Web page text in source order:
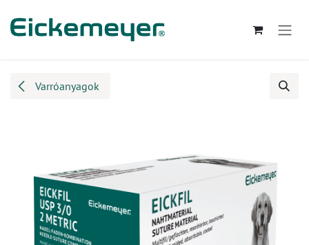
Varróanyagok